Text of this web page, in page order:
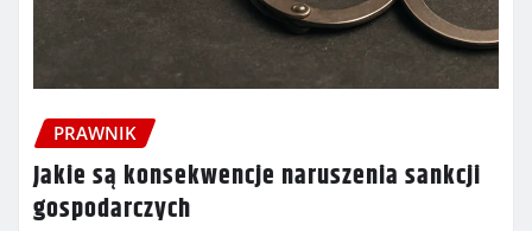
PRAWNIK
Jakie są konsekwencje naruszenia sankcji
gospodarczych